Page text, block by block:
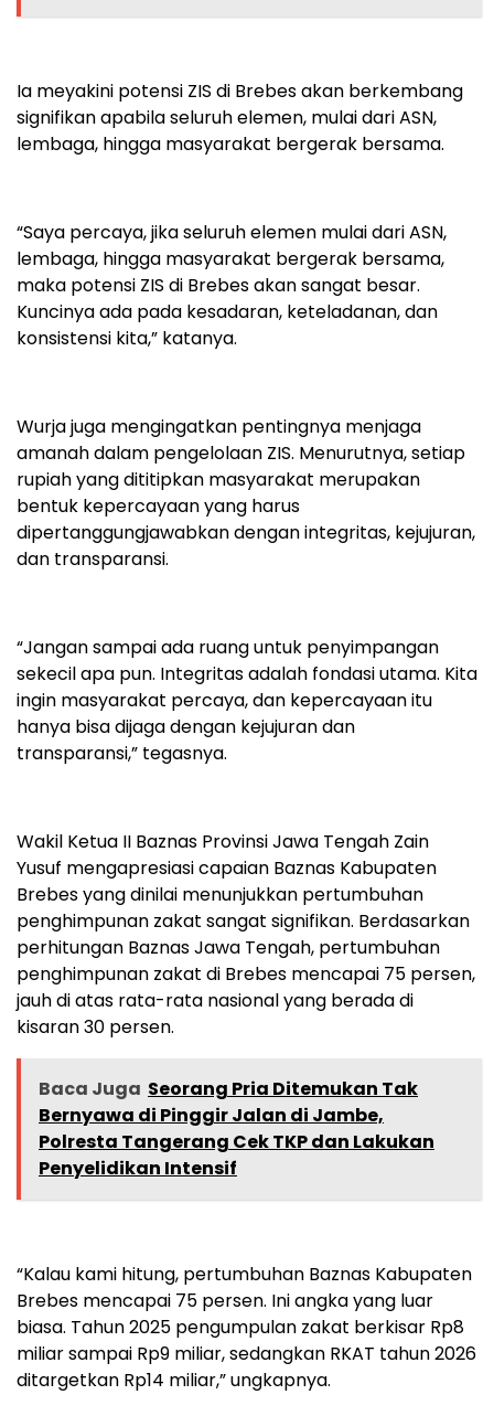
Ia meyakini potensi ZIS di Brebes akan berkembang
signifikan apabila seluruh elemen, mulai dari ASN,
lembaga, hingga masyarakat bergerak bersama.
“Saya percaya, jika seluruh elemen mulai dari ASN,
lembaga, hingga masyarakat bergerak bersama,
maka potensi ZIS di Brebes akan sangat besar.
Kuncinya ada pada kesadaran, keteladanan, dan
konsistensi kita,” katanya.
Wurja juga mengingatkan pentingnya menjaga
amanah dalam pengelolaan ZIS. Menurutnya, setiap
rupiah yang dititipkan masyarakat merupakan
bentuk kepercayaan yang harus
dipertanggungjawabkan dengan integritas, kejujuran,
dan transparansi.
“Jangan sampai ada ruang untuk penyimpangan
sekecil apa pun. Integritas adalah fondasi utama. Kita
ingin masyarakat percaya, dan kepercayaan itu
hanya bisa dijaga dengan kejujuran dan
transparansi,” tegasnya.
Wakil Ketua II Baznas Provinsi Jawa Tengah Zain
Yusuf mengapresiasi capaian Baznas Kabupaten
Brebes yang dinilai menunjukkan pertumbuhan
penghimpunan zakat sangat signifikan. Berdasarkan
perhitungan Baznas Jawa Tengah, pertumbuhan
penghimpunan zakat di Brebes mencapai 75 persen,
jauh di atas rata-rata nasional yang berada di
kisaran 30 persen.
Baca Juga Seorang Pria Ditemukan Tak
Bernyawa di Pinggir Jalan di Jambe,
Polresta Tangerang Cek TKP dan Lakukan
Penyelidikan Intensif
“Kalau kami hitung, pertumbuhan Baznas Kabupaten
Brebes mencapai 75 persen. Ini angka yang luar
biasa. Tahun 2025 pengumpulan zakat berkisar Rp8
miliar sampai Rp9 miliar, sedangkan RKAT tahun 2026
ditargetkan Rp14 miliar,” ungkapnya.